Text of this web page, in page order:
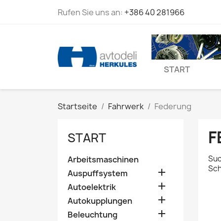
Rufen Sie uns an: +386 40 281966
START
Startseite Fahrwerk Federung
START
Arbeitsmaschinen
Auspuffsystem

Autoelektrik 
Autokupplungen 
Beleuchtung 